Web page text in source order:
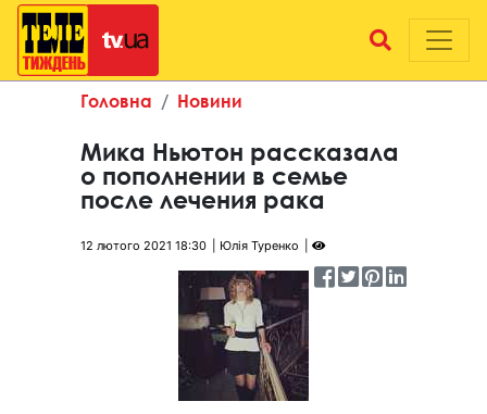
Головна Новини
Мика Ньютон рассказала
о пополнении в семье
после лечения рака
12 лютого 2021 18:30 Юлія Туренко